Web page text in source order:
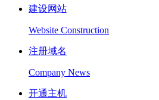
建设网站
Website Construction
注册域名
Company News
开通主机